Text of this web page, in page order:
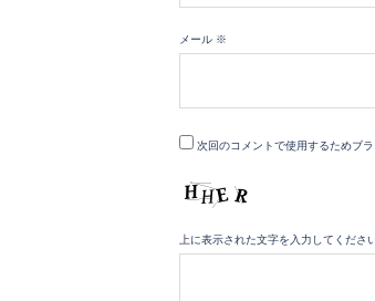
メール ※
次回のコメントで使用するためブ
上に表示された文字を入力してください